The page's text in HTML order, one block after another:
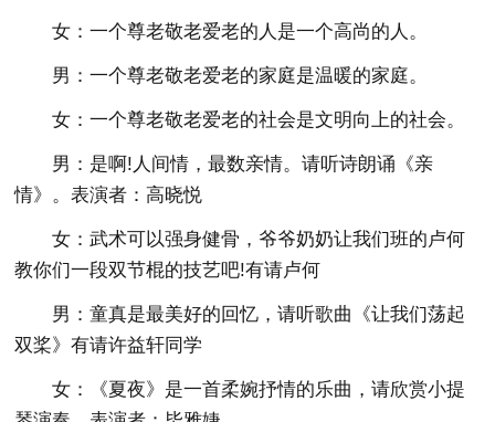
女：一个尊老敬老爱老的人是一个高尚的人。
男：一个尊老敬老爱老的家庭是温暖的家庭。
女：一个尊老敬老爱老的社会是文明向上的社会。
男：是啊!人间情，最数亲情。请听诗朗诵《亲
情》。表演者：高晓悦
女：武术可以强身健骨，爷爷奶奶让我们班的卢何
教你们一段双节棍的技艺吧!有请卢何
男：童真是最美好的回忆，请听歌曲《让我们荡起
双桨》有请许益轩同学
女：《夏夜》是一首柔婉抒情的乐曲，请欣赏小提